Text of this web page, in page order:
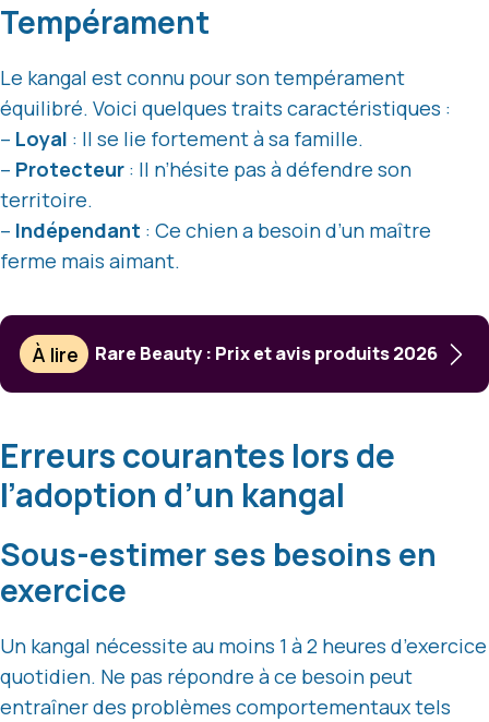
Tempérament
Le kangal est connu pour son tempérament
équilibré. Voici quelques traits caractéristiques :
– Loyal : Il se lie fortement à sa famille.
– Protecteur : Il n’hésite pas à défendre son
territoire.
– Indépendant : Ce chien a besoin d’un maître
ferme mais aimant.
À lire Rare Beauty : Prix et avis produits 2026
Erreurs courantes lors de
l’adoption d’un kangal
Sous-estimer ses besoins en
exercice
Un kangal nécessite au moins 1 à 2 heures d’exercice
quotidien. Ne pas répondre à ce besoin peut
entraîner des problèmes comportementaux tels